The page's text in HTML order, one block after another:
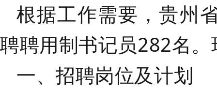
根据工作需要，贵州
聘聘用制书记员282名
一、招聘岗位及计划